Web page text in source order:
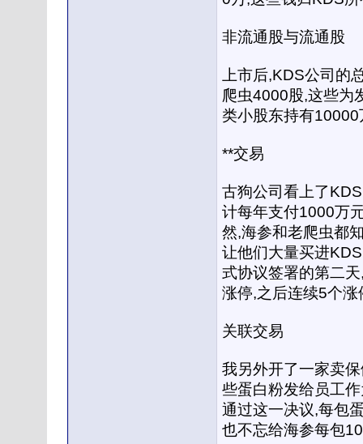
非流通股与流通股
上市后,KDS公司的
爬虫4000股,这些为
类小股东持有
**交易
古狗公司看上了
计每年支付1000万
然,海参和老爬虫都
让他们大量买进
式协议签署的第二
涨停,之后连续5个
关联交易
我另外开了一家卖
些蛋白粉发给员工
通过这一决议,每包
也不忘给海参每包